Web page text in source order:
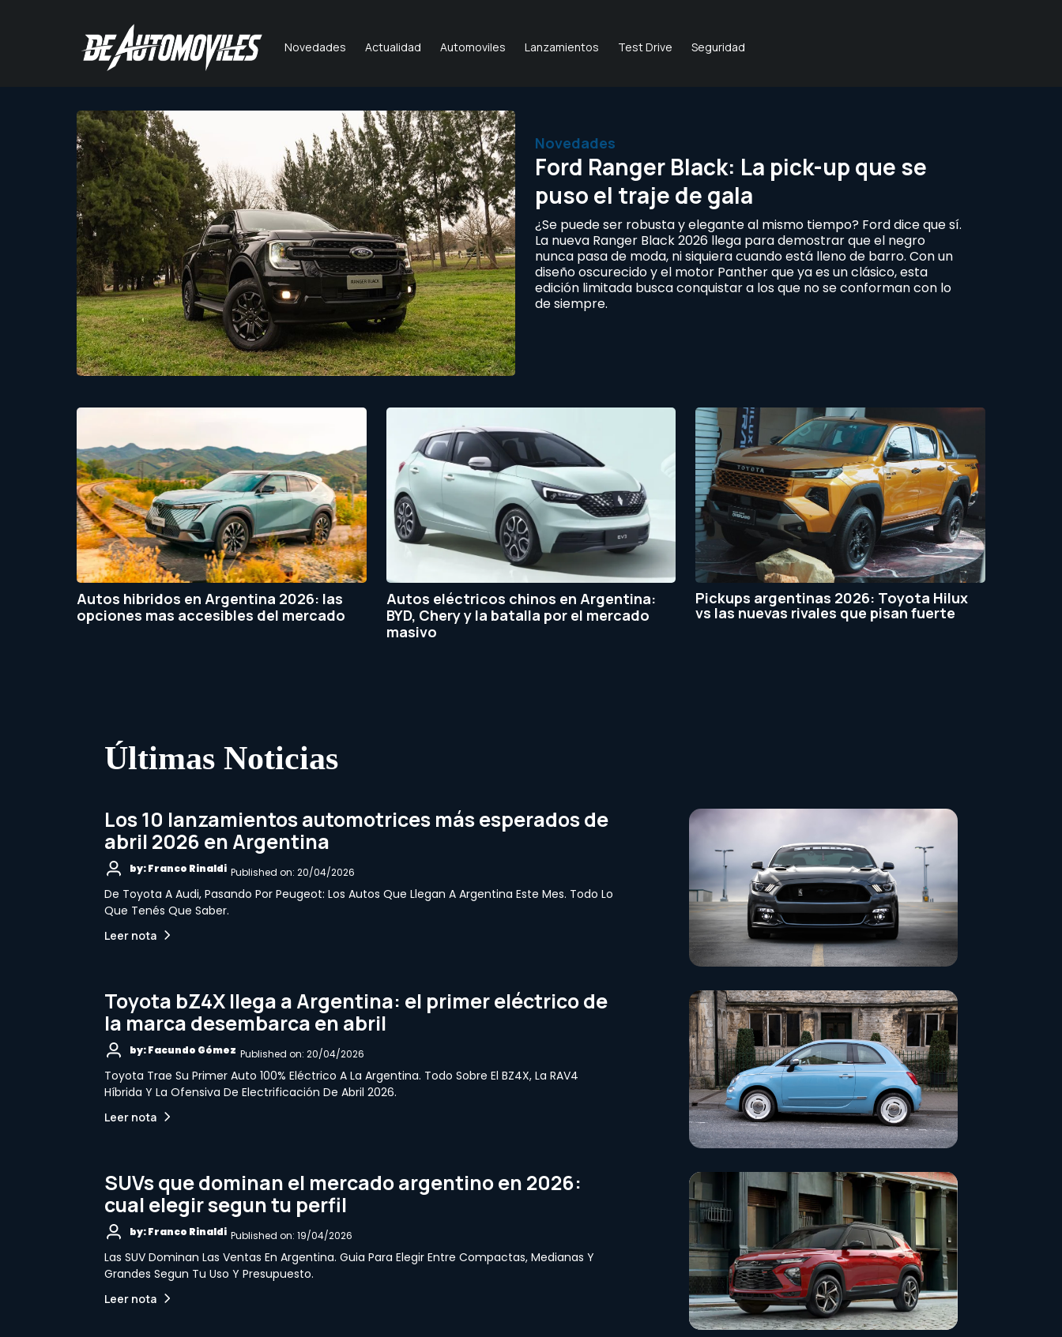
Novedades Actualidad Automoviles Lanzamientos Test Drive Seguridad
Novedades
Ford Ranger Black: La pick-up que se
puso el traje de gala
¿Se puede ser robusta y elegante al mismo tiempo? Ford dice que sí.
La nueva Ranger Black 2026 llega para demostrar que el negro
nunca pasa de moda, ni siquiera cuando está lleno de barro. Con un
diseño oscurecido y el motor Panther que ya es un clásico, esta
edición limitada busca conquistar a los que no se conforman con lo
de siempre.
Autos hibridos en Argentina 2026: las
opciones mas accesibles del mercado
Autos eléctricos chinos en Argentina:
BYD, Chery y la batalla por el mercado
masivo
Pickups argentinas 2026: Toyota Hilux
vs las nuevas rivales que pisan fuerte
Últimas Noticias
Los 10 lanzamientos automotrices más esperados de
abril 2026 en Argentina
by: Franco Rinaldi Published on: 20/04/2026
De Toyota A Audi, Pasando Por Peugeot: Los Autos Que Llegan A Argentina Este Mes. Todo Lo
Que Tenés Que Saber.
Leer nota
Toyota bZ4X llega a Argentina: el primer eléctrico de
la marca desembarca en abril
by: Facundo Gómez Published on: 20/04/2026
Toyota Trae Su Primer Auto 100% Eléctrico A La Argentina. Todo Sobre El BZ4X, La RAV4
Híbrida Y La Ofensiva De Electrificación De Abril 2026.
Leer nota
SUVs que dominan el mercado argentino en 2026:
cual elegir segun tu perfil
by: Franco Rinaldi Published on: 19/04/2026
Las SUV Dominan Las Ventas En Argentina. Guia Para Elegir Entre Compactas, Medianas Y
Grandes Segun Tu Uso Y Presupuesto.
Leer nota